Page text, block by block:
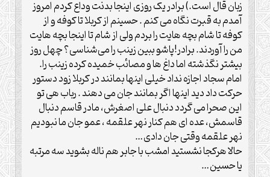
زبان قال است.) برادر یک روزی اینجا بدنت وداع کردم امروز
آمدم به قبرت نگاه می کنم . حسینم از کربلا تا کوفه و از
کوفه تا شام بچه هایت را بردم ولی از شام تا اینجا بچه هایت
من را آوردند. برادر!پاشو ببین زینب را می‌شناسی؟ چهل روز
بیشتر نگذشته اما داغ ها و مصائب خمیده کرده زینب را.
امام سجاد اجازه نداد خیلی اینها بمانند در کربلا زود دستور
حرکت داد دید اینها اگر بمانند جان می دهند . رباب هی تو
این صحرا می گردد دنبال علی اصغرش، مادر قاسم دنبال
قاسمش، عده ای هم کنار نهر علقمه ، عمو جان ما نبودیم
نهر علقمه وقتی جان دادی…
حالا هرکجا نشستید امشب با جابر هم ناله بشوید سه مرتبه
یا حسین…